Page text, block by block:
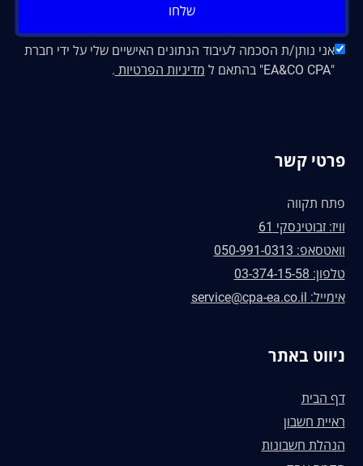
שלחו
אני נותן/ת הסכמה לעיבוד הנתונים האישיים שלי על ידי חברת
"EA&CO CPA" בהתאם ל
מדיניות הפרטיות .
פרטי קשר
פתח תקווה
וויז: זבוטינסקי 61
וואטסאפ: 050-991-0313
טלפון: 03-374-15-58
אימייל: service@cpa-ea.co.il
ניווט באתר
דף הבית
ראיית חשבון
הנהלת חשבונות